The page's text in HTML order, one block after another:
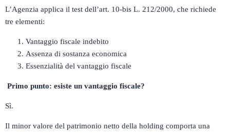
L’Agenzia applica il test dell’art. 10-bis L. 212/2000, che richiede
tre elementi:
Vantaggio fiscale indebito
Assenza di sostanza economica
Essenzialità del vantaggio fiscale
Primo punto: esiste un vantaggio fiscale?
Sì.
Il minor valore del patrimonio netto della holding comporta una